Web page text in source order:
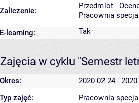
Zaliczenie:
Przedmiot -
Pracownia
E-learning:
Tak
Zajęcia w cyklu "Semestr
Okres:
2020-02-24 -
Typ zajęć:
Pracownia